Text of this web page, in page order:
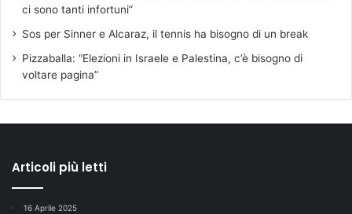
ci sono tanti infortuni”
Sos per Sinner e Alcaraz, il tennis ha bisogno di un break
Pizzaballa: “Elezioni in Israele e Palestina, c’è bisogno di
voltare pagina”
Articoli più letti
16 Aprile 2025